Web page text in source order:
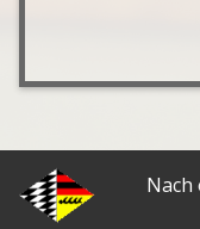
Nach